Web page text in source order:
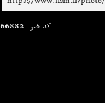
کد خبر 66882